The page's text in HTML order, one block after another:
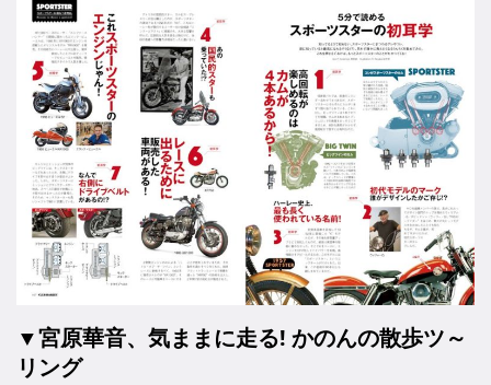
▼宮原華音、気ままに走る! かのんの散歩ツ～
リング